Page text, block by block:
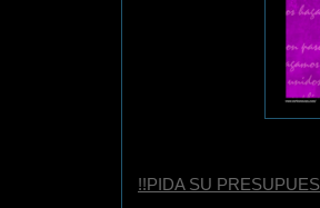
!!PIDA SU